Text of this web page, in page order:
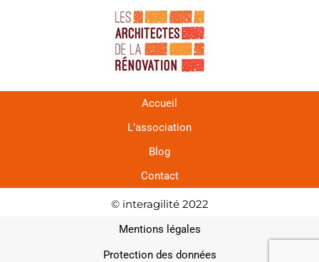
Accueil
L’association
Blog
Contact
© interagilité 2022
Mentions légales
Protection des données